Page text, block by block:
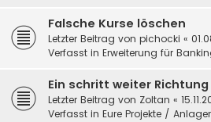
Falsche Kurse löschen
Letzter Beitrag von pichocki «
Verfasst in Erweiterung für
Ein schritt weiter
Letzter Beitrag von Zoltan «
Verfasst in Eure Projekte /